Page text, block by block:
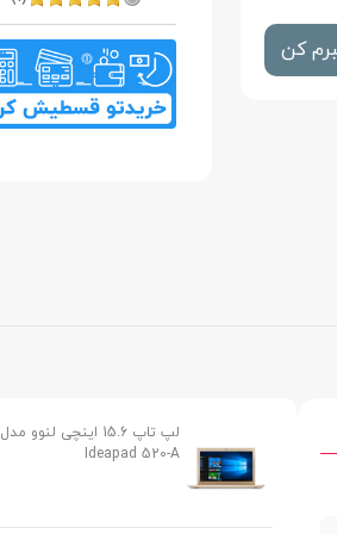
کن
لپ تاپ 15.6 اینچی لنوو مدل
Ideapad 520-A